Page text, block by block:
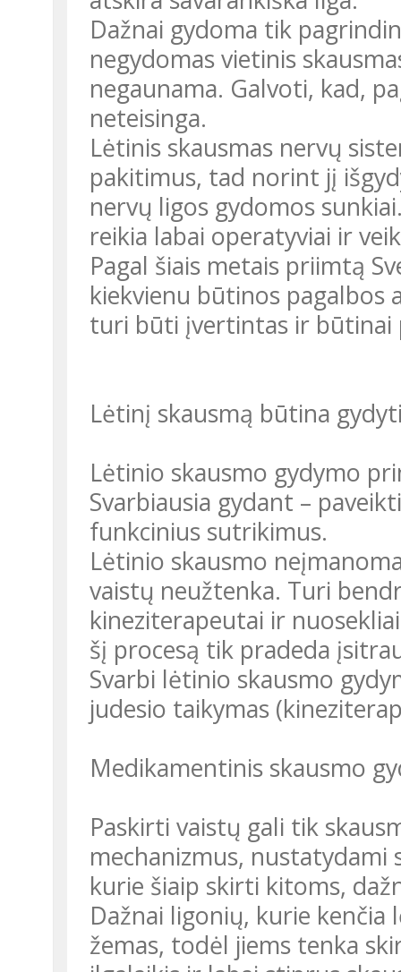
Dažnai gydoma tik
negydomas vietinis
negaunama. Galvoti, kad,
neteisinga.
Lėtinis skausmas nervų
pakitimus, tad norint jį
nervų ligos gydomos
reikia labai operatyviai ir
Pagal šiais metais priimtą
kiekvienu būtinos pagalbos
turi būti įvertintas ir būtinai
Lėtinį skausmą būtina
Lėtinio skausmo gydymo
Svarbiausia gydant –
funkcinius sutrikimus.
Lėtinio skausmo
vaistų neužtenka. Turi
kineziterapeutai ir
šį procesą tik pradeda
Svarbi lėtinio skausmo
judesio taikymas
Medikamentinis skausmo
Paskirti vaistų gali tik
mechanizmus, nustatydami
kurie šiaip skirti kitoms,
Dažnai ligonių, kurie kenčia
žemas, todėl jiems tenka